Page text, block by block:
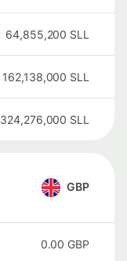
64,855,200 SLL
162,138,000 SLL
324,276,000 SLL
GBP
0.00 GBP